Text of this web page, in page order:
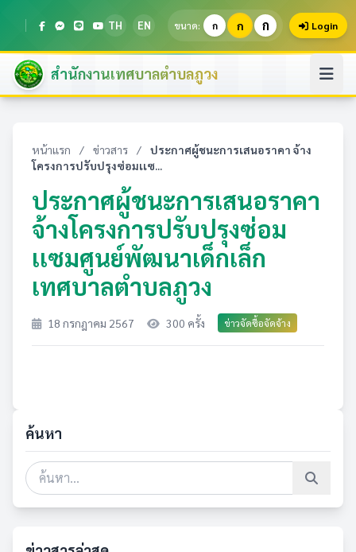
TH EN ขนาด: ก ก ก Login
สำนักงานเทศบาลตำบลภูวง
หน้าแรก / ข่าวสาร /
ประกาศผู้ชนะการเสนอราคา จ้าง
โครงการปรับปรุงซ่อมเเซ...
ประกาศผู้ชนะการเสนอราคา
จ้างโครงการปรับปรุงซ่อม
เเซมศูนย์พัฒนาเด็กเล็ก
เทศบาลตำบลภูวง
18 กรกฎาคม 2567 300 ครั้ง ข่าวจัดซื้อจัดจ้าง
ค้นหา